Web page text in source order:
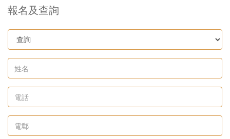
報名及查詢
姓
名
*
電
話
*
電
郵